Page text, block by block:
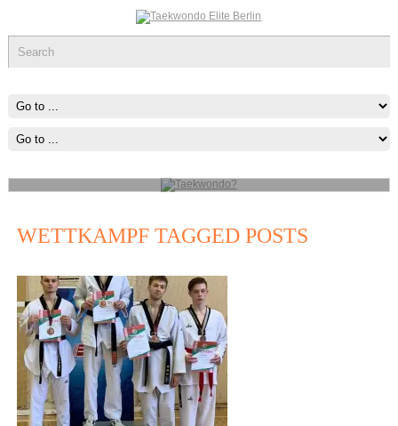
Taekwondo?
Fausttechniken, vor allem Fauststöße zum Angriff und Blocks zur
WETTKAMPF TAGGED POSTS